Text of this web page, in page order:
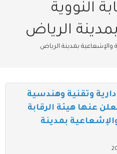
النووية
الرياض
والإشعاعية بمدينة الرياض
وتقنية وهندسية
عنها هيئة الرقابة
بمدينة